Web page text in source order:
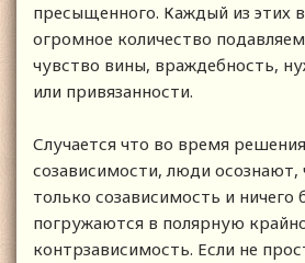
пресыщенного. Каждый из этих
огромное количество
чувство вины, враждебность,
или привязанности.
Случается что во время
созависимости, люди осознают,
только созависимость и ничего
погружаются в полярную
контрзависимость. Если не